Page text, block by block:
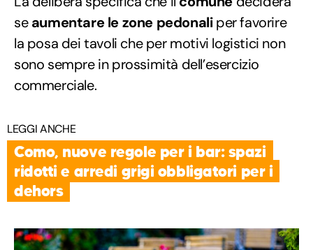
seaumentare le zone pedonaliper favorire
la posa dei tavoli che per motivi logistici non
sono sempre in prossimità dell’esercizio
commerciale.
LEGGI ANCHE
Como, nuove regole per i bar: spazi
ridotti e arredi grigi obbligatori per i
dehors